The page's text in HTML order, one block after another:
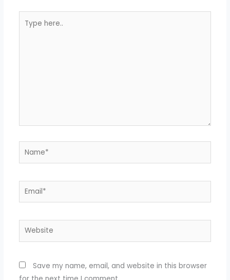
here..
Name*
Email*
Website
Save my name, email, and website in this browser